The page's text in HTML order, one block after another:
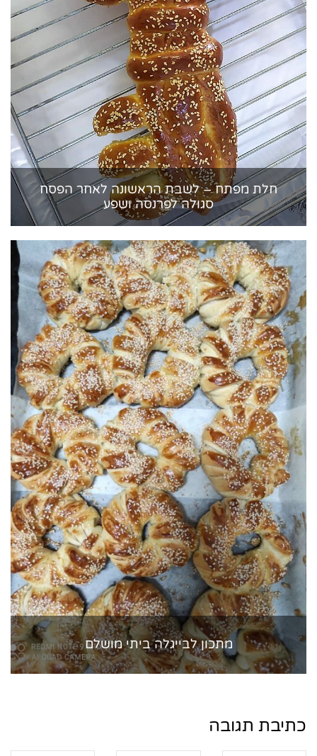
חלת מפתח – לשבת הראשונה לאחר הפסח
סגולה לפרנסה ושפע
מתכון לבייגלה ביתי מושלם
כתיבת תגובה